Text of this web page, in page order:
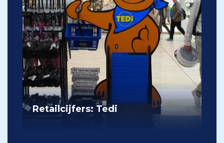
Retailcijfers: Tedi